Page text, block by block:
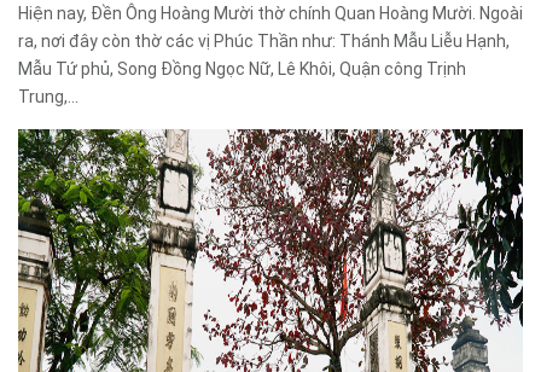
Hiện nay, Đền Ông Hoàng Mười thờ chính Quan Hoàng Mười. Ngoài
ra, nơi đây còn thờ các vị Phúc Thần như: Thánh Mẫu Liễu Hạnh,
Mẫu Tứ phủ, Song Đồng Ngọc Nữ, Lê Khôi, Quận công Trịnh
Trung,...